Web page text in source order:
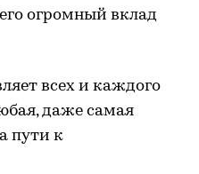
огромный вклад
всех и каждого
даже самая
пути к